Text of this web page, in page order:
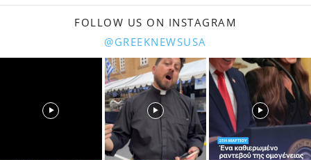
FOLLOW US ON INSTAGRAM
@GREEKNEWSUSA